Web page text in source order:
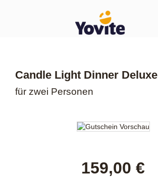
Candle Light Dinner Deluxe
für zwei Personen
159,00 €